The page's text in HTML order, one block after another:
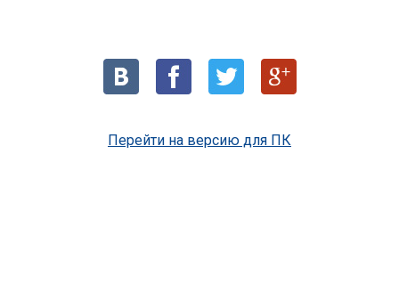
Перейти на версию для ПК